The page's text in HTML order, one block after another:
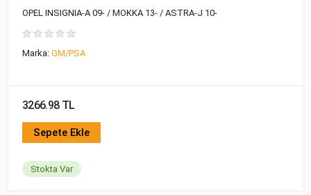
OPEL INSIGNIA-A 09- / MOKKA 13- / ASTRA-J 10-
Marka: GM/PSA
3266.98 TL
Sepete Ekle
Stokta Var